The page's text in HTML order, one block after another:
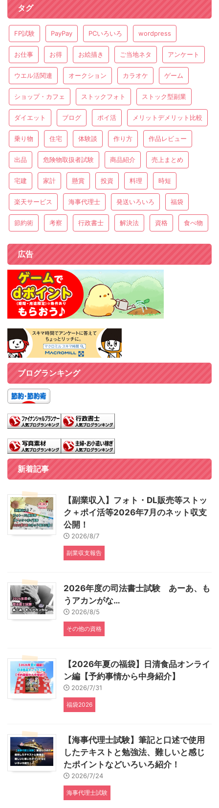
タグ
FP試験 PayPay PCいろいろ wordpress
お仕事 お得 お絵描き ご当地ネタ アンケート
ウエル活関連 オークション カラオケ ゲーム
ショップ・カフェ ストックフォト ストック型副業
ダイエット ブログ ポイ活 メリットデメリット比較
乗り物 住宅 体験談 作り方 作品レビュー
出品 危険物取扱者試験 商品紹介 売上まとめ
宅建 家計 懸賞 投資 料理 時短
楽天サービス 海事代理士 発送いろいろ 福袋
節約術 考察 行政書士 解決法 資格 食べ物
広告
ブログランキング
新着記事
【副業収入】フォト・DL販売等ストッ
ク＋ポイ活等2026年7月のネット収支
公開！
2026/8/7
副業収支報告
2026年度の司法書士試験 あーあ、も
うアカンがな…
2026/8/5
その他の資格
【2026年夏の福袋】日清食品オンライ
ン編【予約事情から中身紹介】
2026/7/31
福袋2026
【海事代理士試験】筆記と口述で使用
したテキストと勉強法、難しいと感じ
たポイントなどいろいろ紹介！
2026/7/24
海事代理士試験